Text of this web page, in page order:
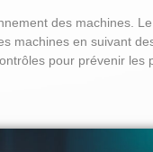
des machines.
machines en suivant
pour prévenir les